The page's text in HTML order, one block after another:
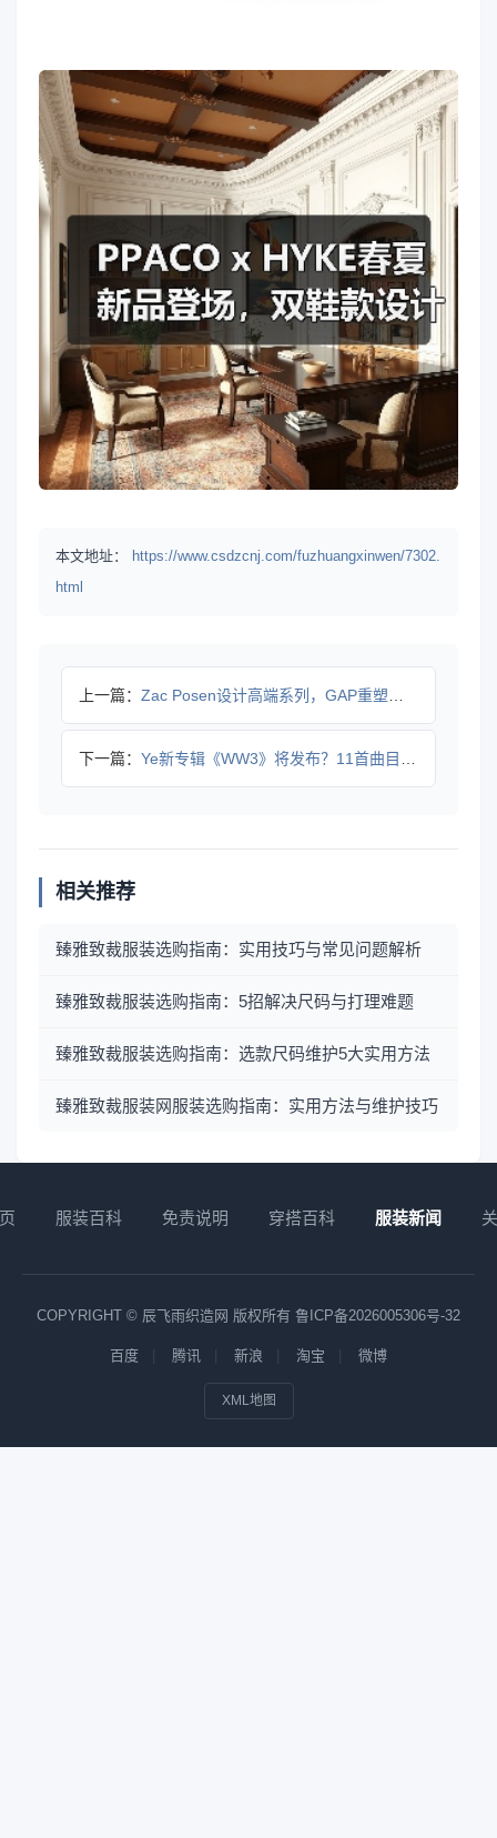
本文地址：
https://www.csdzcnj.com/fuzhuangxinwen/7302.
html
上一篇： Zac Posen设计高端系列，GAP重塑工艺风格
下一篇： Ye新专辑《WW3》将发布？11首曲目暗藏极端言论
相关推荐
臻雅致裁服装选购指南：实用技巧与常见问题解析
臻雅致裁服装选购指南：5招解决尺码与打理难题
臻雅致裁服装选购指南：选款尺码维护5大实用方法
臻雅致裁服装网服装选购指南：实用方法与维护技巧
服装百科 免责说明 穿搭百科 服装新闻
COPYRIGHT © 辰飞雨织造网 版权所有 鲁ICP备2026005306号-32
百度 腾讯 新浪 淘宝 微博
XML地图